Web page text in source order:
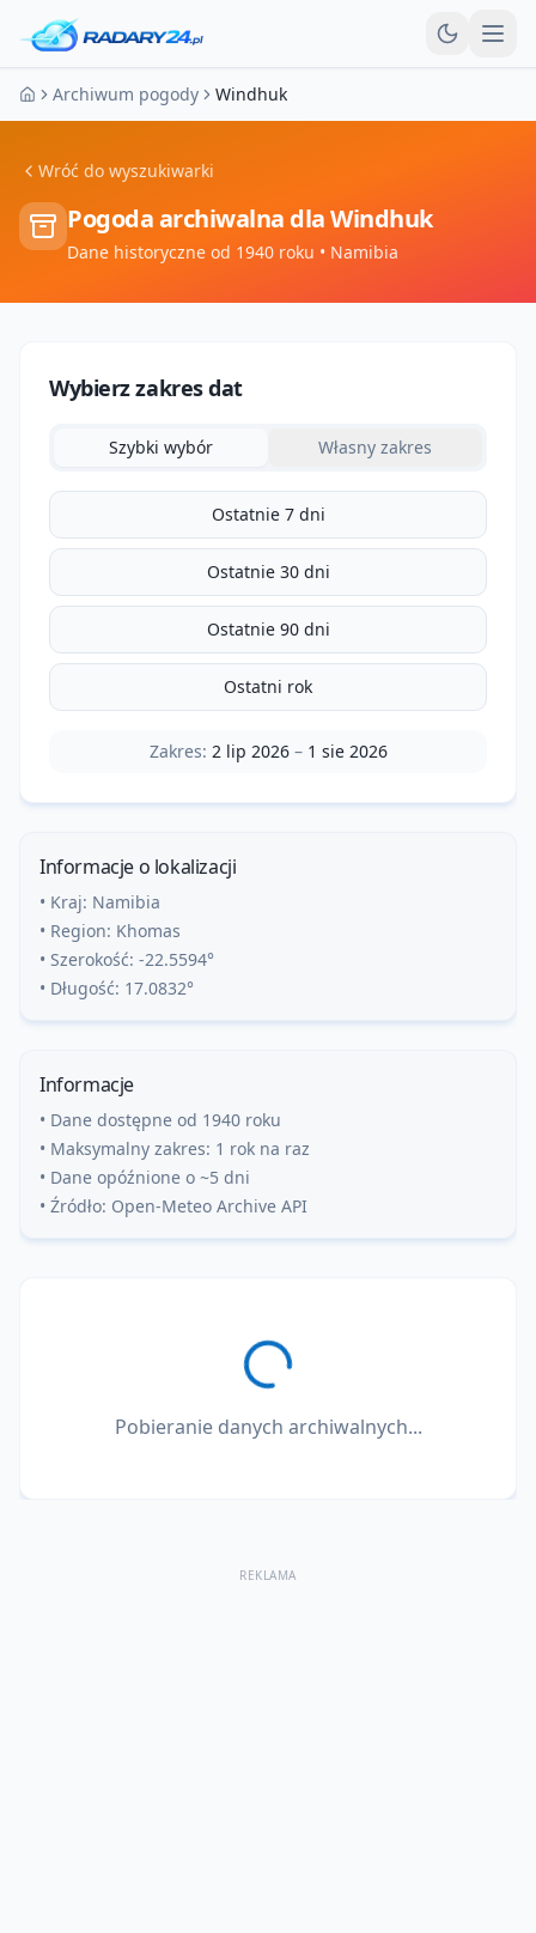
Strona główna
Archiwum pogody Windhuk
Wróć do wyszukiwarki
Pogoda archiwalna dlaWindhuk
Dane historyczne od 1940 roku • Namibia
Wybierz zakres dat
Szybki wybór Własny zakres
Ostatnie 7 dni
Ostatnie 30 dni
Ostatnie 90 dni
Ostatni rok
Zakres: 2 lip 2026– 1 sie 2026
Informacje o lokalizacji
• Kraj: Namibia
• Region: Khomas
• Szerokość: -22.5594°
• Długość: 17.0832°
Informacje
• Dane dostępne od 1940 roku
• Maksymalny zakres: 1 rok na raz
• Dane opóźnione o ~5 dni
• Źródło: Open-Meteo Archive API
Pobieranie danych archiwalnych...
REKLAMA